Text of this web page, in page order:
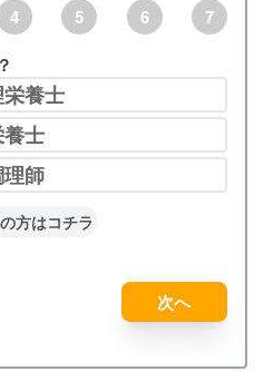
4 5 6
7
養士
士
師
方はコチラ
次へ